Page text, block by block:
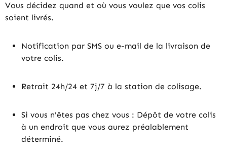
Vous décidez quand et où vous voulez que vos colis
soient livrés.
Notification par SMS ou e-mail de la livraison de
votre colis.
Retrait 24h/24 et 7j/7 à la station de colisage.
Si vous n'êtes pas chez vous : Dépôt de votre colis
à un endroit que vous aurez préalablement
déterminé.